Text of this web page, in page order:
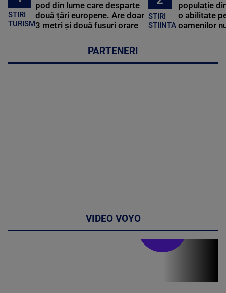
STIRI
TURISM
pod din lume care desparte
două țări europene. Are doar
3 metri și două fusuri orare
STIRI
STIINTA
populație
o abilitate
oamenilor
PARTENERI
VIDEO VOYO